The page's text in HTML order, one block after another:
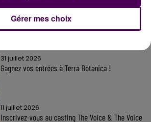
31 juillet 2026
Gagnez vos entrées à Terra Botanica !
11 juillet 2026
Inscrivez-vous au casting The Voice & The Voice
Gérer mes choix